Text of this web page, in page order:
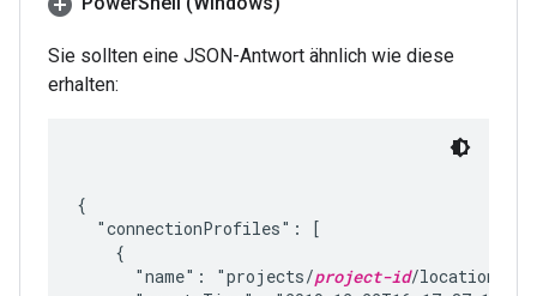
Sie sollten eine JSON-Antwort ähnlich wie diese
erhalten:
{
  "connectionProfiles": [
    {
      "name": "projects/
project-id/locations/